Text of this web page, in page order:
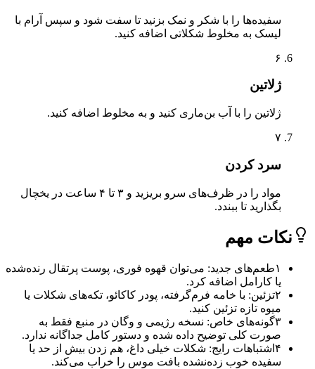
سفیده‌ها را با شکر و نمک بزنید تا سفت شود و سپس آرام با
لیسک به مخلوط شکلاتی اضافه کنید.
ژلاتین را با آب بن‌ماری کنید و به مخلوط اضافه کنید.
سرد کردن
مواد را در ظرف‌های سرو بریزید و ۳ تا ۴ ساعت در یخچال
بگذارید تا ببندد.
مهم
طعم‌های جدید: می‌توان قهوه فوری، پوست پرتقال رنده‌شده
یا کارامل اضافه کرد.
تزئین: با خامه فرم‌گرفته، پودر کاکائو، تکه‌های شکلات یا
میوه تازه تزئین کنید.
گونه‌های خاص: نسخه رژیمی و وگان در منبع فقط به
صورت کلی توضیح داده شده و دستور کامل جداگانه ندارد.
اشتباهات رایج: شکلات خیلی داغ، هم زدن بیش از حد یا
سفیده خوب زده‌نشده بافت موس را خراب می‌کند.